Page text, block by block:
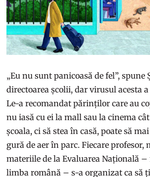
„Eu nu sunt panicoasă de fel”, spune
directoarea școlii, dar virusul acesta
Le-a recomandat părinților care au
nu iasă cu ei la mall sau la cinema
școala, ci să stea în casă, poate să
gură de aer în parc. Fiecare profesor,
materiile de la Evaluarea Națională
limba română – s-a organizat ca să